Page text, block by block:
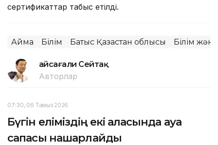
сертификаттар табыс етілді.
Аймақ Білім Батыс Қазақстан облысы Білім
Ғайсағали Сейтақ
Авторлар
07:30, 06 Тамыз 2026
Бүгін еліміздің екі қаласында ауа
сапасы нашарлайды